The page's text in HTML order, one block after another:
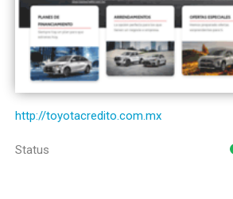
http://toyotacredito.com.mx
Status